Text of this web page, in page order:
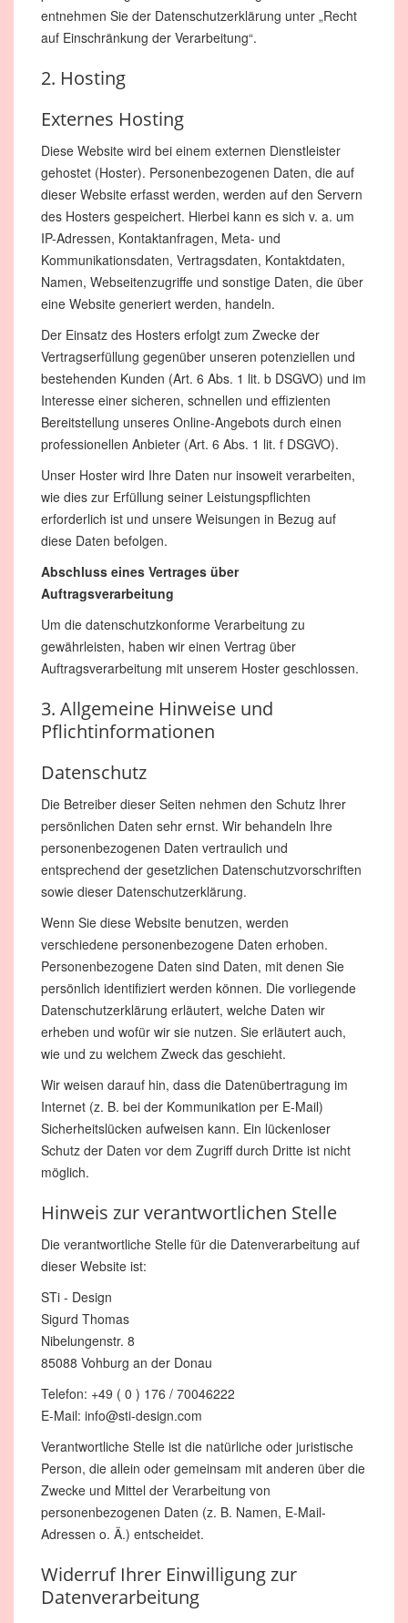
entnehmen Sie der Datenschutzerklärung unter „Recht
auf Einschränkung der Verarbeitung“.
2. Hosting
Externes Hosting
Diese Website wird bei einem externen Dienstleister
gehostet (Hoster). Personenbezogenen Daten, die auf
dieser Website erfasst werden, werden auf den Servern
des Hosters gespeichert. Hierbei kann es sich v. a. um
IP-Adressen, Kontaktanfragen, Meta- und
Kommunikationsdaten, Vertragsdaten, Kontaktdaten,
Namen, Webseitenzugriffe und sonstige Daten, die über
eine Website generiert werden, handeln.
Der Einsatz des Hosters erfolgt zum Zwecke der
Vertragserfüllung gegenüber unseren potenziellen und
bestehenden Kunden (Art. 6 Abs. 1 lit. b DSGVO) und im
Interesse einer sicheren, schnellen und effizienten
Bereitstellung unseres Online-Angebots durch einen
professionellen Anbieter (Art. 6 Abs. 1 lit. f DSGVO).
Unser Hoster wird Ihre Daten nur insoweit verarbeiten,
wie dies zur Erfüllung seiner Leistungspflichten
erforderlich ist und unsere Weisungen in Bezug auf
diese Daten befolgen.
Abschluss eines Vertrages über
Auftragsverarbeitung
Um die datenschutzkonforme Verarbeitung zu
gewährleisten, haben wir einen Vertrag über
Auftragsverarbeitung mit unserem Hoster geschlossen.
3. Allgemeine Hinweise und
Pflichtinformationen
Datenschutz
Die Betreiber dieser Seiten nehmen den Schutz Ihrer
persönlichen Daten sehr ernst. Wir behandeln Ihre
personenbezogenen Daten vertraulich und
entsprechend der gesetzlichen Datenschutzvorschriften
sowie dieser Datenschutzerklärung.
Wenn Sie diese Website benutzen, werden
verschiedene personenbezogene Daten erhoben.
Personenbezogene Daten sind Daten, mit denen Sie
persönlich identifiziert werden können. Die vorliegende
Datenschutzerklärung erläutert, welche Daten wir
erheben und wofür wir sie nutzen. Sie erläutert auch,
wie und zu welchem Zweck das geschieht.
Wir weisen darauf hin, dass die Datenübertragung im
Internet (z. B. bei der Kommunikation per E-Mail)
Sicherheitslücken aufweisen kann. Ein lückenloser
Schutz der Daten vor dem Zugriff durch Dritte ist nicht
möglich.
Hinweis zur verantwortlichen Stelle
Die verantwortliche Stelle für die Datenverarbeitung auf
dieser Website ist:
STi - Design
Sigurd Thomas
Nibelungenstr. 8
85088 Vohburg an der Donau
Telefon: +49 ( 0 ) 176 / 70046222
E-Mail: info@sti-design.com
Verantwortliche Stelle ist die natürliche oder juristische
Person, die allein oder gemeinsam mit anderen über die
Zwecke und Mittel der Verarbeitung von
personenbezogenen Daten (z. B. Namen, E-Mail-
Adressen o. Ä.) entscheidet.
Widerruf Ihrer Einwilligung zur
Datenverarbeitung